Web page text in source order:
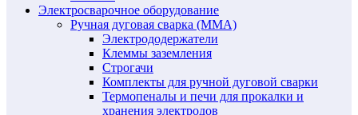
Электросварочное оборудование
Ручная дуговая сварка (MMA)
Электрододержатели
Клеммы заземления
Строгачи
Комплекты для ручной дуговой сварки
Термопеналы и печи для прокалки и
хранения электродов